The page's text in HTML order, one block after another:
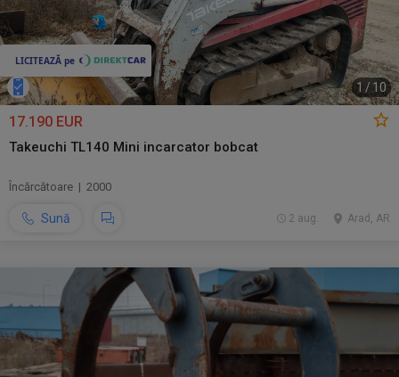
1 /10
17.190 EUR
Takeuchi TL140 Mini incarcator bobcat
Încărcătoare | 2000
Sună Arad, AR
2 aug.